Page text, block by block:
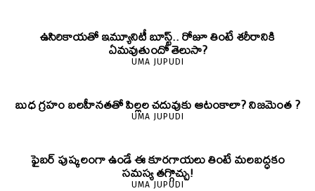
ఉసిరికాయతో ఇమ్యూనిటీ బూస్ట్‌.. రోజూ తింటే శరీరానికి
ఏమవుతుందో తెలుసా?
UMA JUPUDI
బుధ గ్రహం బలహీనతతో పిల్లల చదువుకు ఆటంకాలా? నిజమెంత ?
UMA JUPUDI
ఫైబర్‌ పుష్కలంగా ఉండే ఈ కూరగాయలు తింటే మలబద్ధకం
సమస్య తగ్గొచ్చు!
UMA JUPUDI